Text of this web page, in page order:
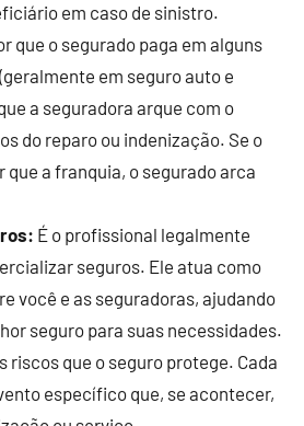
em caso de sinistro.
que o segurado paga em alguns
em seguro auto e
a seguradora arque com o
do reparo ou indenização. Se o
que a franquia, o segurado arca
É o profissional legalmente
seguros. Ele atua como
você e as seguradoras, ajudando
seguro para suas necessidades.
riscos que o seguro protege. Cada
específico que, se acontecer,